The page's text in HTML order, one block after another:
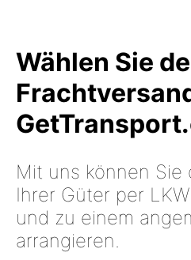
Wählen Sie
Mit uns können Sie
Ihrer Güter per
und zu einem
arrangieren.